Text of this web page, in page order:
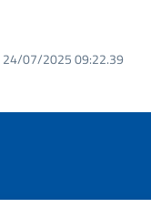
24/07/2025 09:22.39